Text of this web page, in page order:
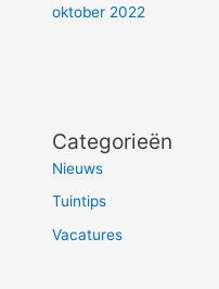
oktober 2022
Categorieën
Nieuws
Tuintips
Vacatures